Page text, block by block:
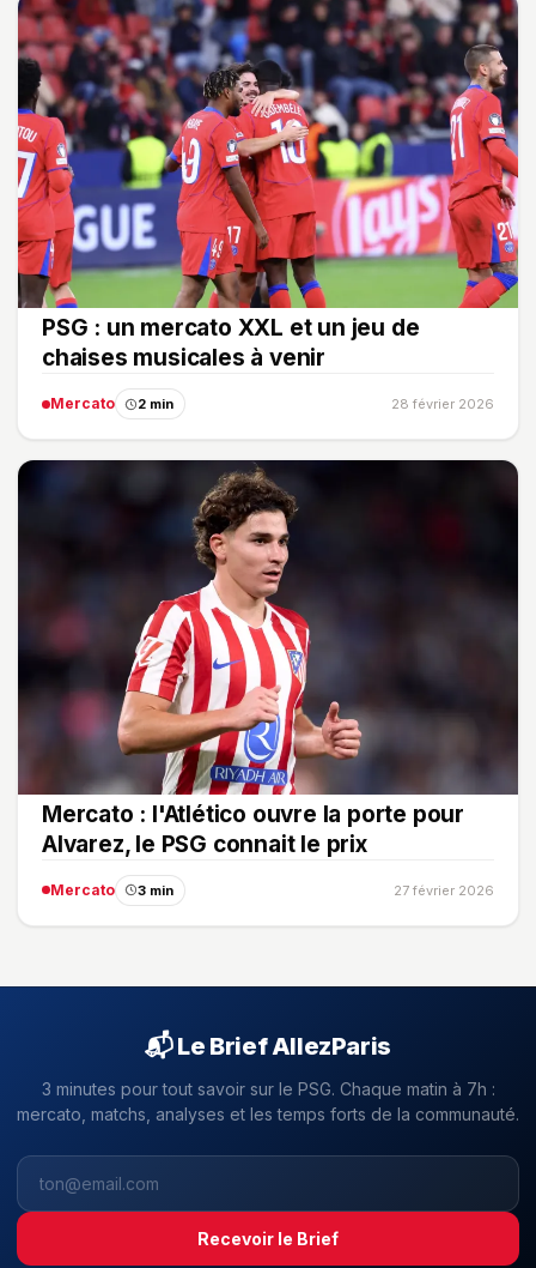
PSG : un mercato XXL et un jeu de
chaises musicales à venir
Mercato 2 min 28 février 2026
Mercato : l'Atlético ouvre la porte pour
Alvarez, le PSG connait le prix
Mercato 3 min 27 février 2026
📬 Le Brief AllezParis
3 minutes pour tout savoir sur le PSG. Chaque matin à 7h :
mercato, matchs, analyses et les temps forts de la communauté.
Recevoir le Brief